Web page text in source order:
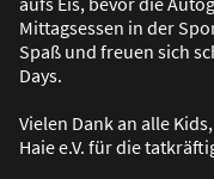
Mittagsessen in der
Spaß und freuen sich
Days.
Vielen Dank an alle
Haie e.V. für die